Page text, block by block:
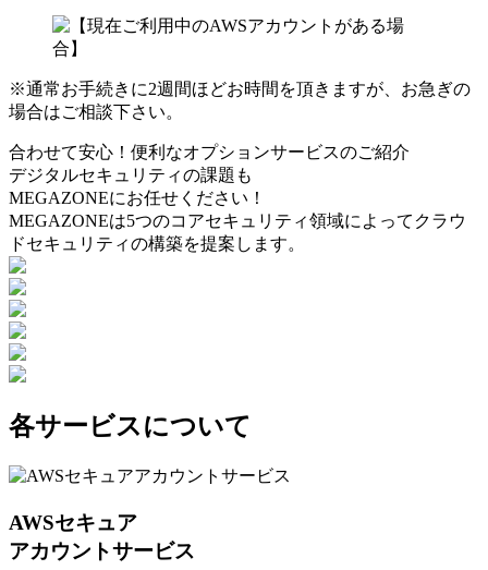
※通常お手続きに2週間ほどお時間を頂きますが、お急ぎの
場合はご相談下さい。
合わせて安心！便利なオプションサービスのご紹介
デジタルセキュリティの課題も
MEGAZONEにお任せください！
MEGAZONEは5つのコアセキュリティ領域によってクラウ
ドセキュリティの構築を提案します。
各サービスについて
AWSセキュア
アカウントサービス